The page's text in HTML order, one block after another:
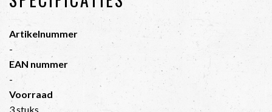
Artikelnummer
-
EAN nummer
-
Voorraad
3 stuks